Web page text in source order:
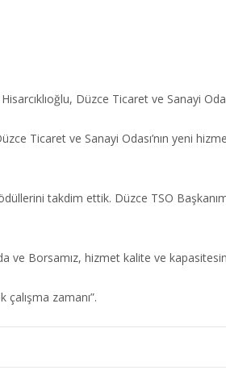
Düzce Ticaret ve Sanayi
Ticaret ve Sanayi Odası’nın yeni
takdim ettik. Düzce TSO
ve Borsamız, hizmet kalite ve
zamanı”.